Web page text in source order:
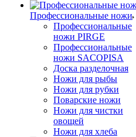
Профессиональные ножи
Профессиональные
ножи PIRGE
Профессиональные
ножи SACOPISA
Доска разделочная
Ножи для рыбы
Ножи для рубки
Поварские ножи
Ножи для чистки
овощей
Ножи для хлеба